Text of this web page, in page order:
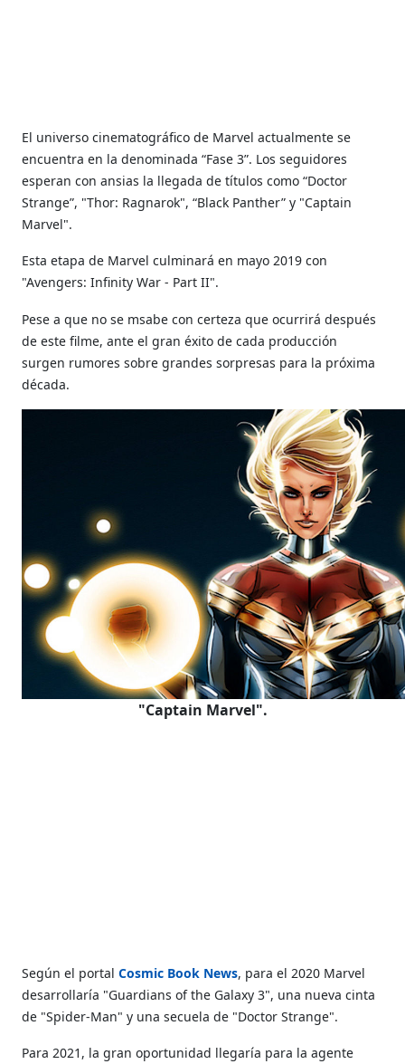
El universo cinematográfico de Marvel actualmente se
encuentra en la denominada “Fase 3”. Los seguidores
esperan con ansias la llegada de títulos como “Doctor
Strange”, "Thor: Ragnarok", “Black Panther” y "Captain
Marvel".
Esta etapa de Marvel culminará en mayo 2019 con
"Avengers: Infinity War - Part II".
Pese a que no se msabe con certeza que ocurrirá después
de este filme, ante el gran éxito de cada producción
surgen rumores sobre grandes sorpresas para la próxima
década.
"Captain Marvel".
Según el portalCosmic Book News, para el 2020 Marvel
desarrollaría "Guardians of the Galaxy 3", una nueva cinta
de "Spider-Man" y una secuela de "Doctor Strange".
Para 2021, la gran oportunidad llegaría para la agente